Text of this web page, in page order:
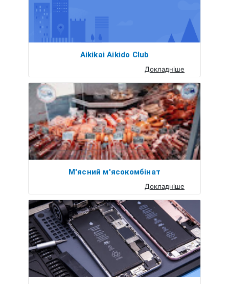
Aikikai Aikido Club
Докладніше
М'ясний м'ясокомбінат
Докладніше